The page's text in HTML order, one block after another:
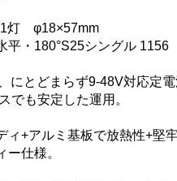
灯 φ18×57mm
・180°S25シングル 1156
にとどまらず9-48V対応定電
でも安定した運用。
ィ+アルミ基板で放熱性+堅
ー仕様。